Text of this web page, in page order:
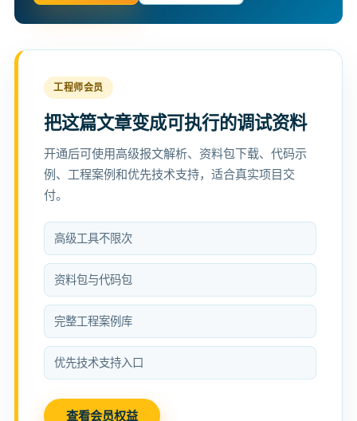
工程师会员
把这篇文章变成可执行的调试资料
开通后可使用高级报文解析、资料包下载、代码示
例、工程案例和优先技术支持，适合真实项目交
付。
高级工具不限次
资料包与代码包
完整工程案例库
优先技术支持入口
查看会员权益